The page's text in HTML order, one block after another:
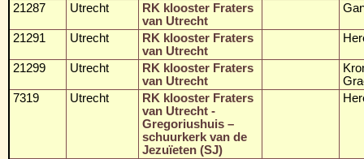
21287
Utrecht
RK klooster Fraters
van Utrecht
21291 Utrecht
RK klooster Fraters
van Utrecht
21299 Utrecht
RK klooster Fraters
van Utrecht
7319
Utrecht
RK klooster Fraters
van Utrecht -
Gregoriushuis –
schuurkerk van de
Jezuïeten (SJ)